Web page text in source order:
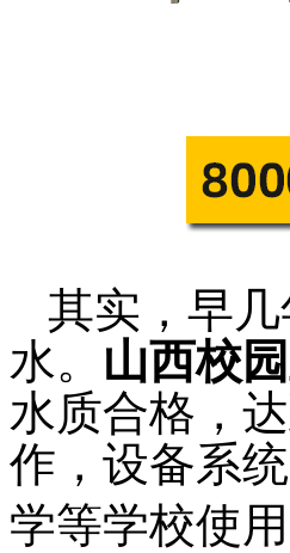
其实，早
水。 山西校
水质合格，
作，设备系
学等学校使